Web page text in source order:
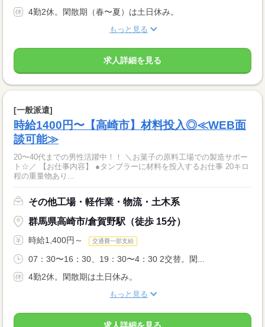
4勤2休。閑散期（春〜夏）は土日休み。
もっと見る
求人詳細を見る
[一般派遣]
時給1400円〜【高崎市】材料投入◎≪WEB面
談可能≫
20〜40代までの男性活躍中！！ ＼お菓子の原料工場での製造サポー
ト☆／ 【お仕事内容】 ●タンブラーに材料を投入するお仕事 20キロ
程の重量物あり...
その他工場・軽作業・物流・土木系
群馬県高崎市/倉賀野駅（徒歩 15分）
時給1,400円～ 交通費一部支給
07：30〜16：30、19：30〜4：30 2交替。閑...
4勤2休。閑散期は土日休み。
もっと見る
求人詳細を見る